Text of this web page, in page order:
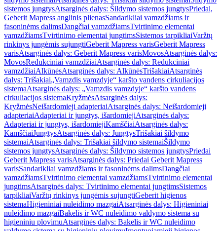
sistemos jungtysAtsarginės dalys: Šildymo sistemos jungtysPriedai,
Geberit Mapress anglinis plienasSandarikliai vamzdžiams ir
fasoninėms dalimsDangčiai vamzdžiamsTvirtinimo elementai
vamzdžiamsTvirtinimo elementai jungtimsSistemos tarpikliaiVaržtų
rinkinys jungėmis sujungtiGeberit Mapress varisGeberit Mapress
varisAtsarginės dalys: Geberit Mapress varisMovosAtsarginės dalys:
MovosRedukciniai vamzdžiaiAtsarginės dalys: Redukciniai
vamzdžiaiAlkūnėsAtsarginės dalys: AlkūnėsTrišakiaiAtsarginės
dalys: Trišakiai„Vamzdis vamzdyje“ karšto vandens cirkuliacijos
sistemaAtsarginės dalys: „Vamzdis vamzdyje“ karšto vandens
cirkuliacijos sistemaKryžmėsAtsarginės dalys:
KryžmėsNeišardomieji adapteriaiAtsarginės dalys: Neišardomieji
adapteriaiAdapteriai ir jungtys, išardomiejiAtsarginės dalys:
Adapteriai ir jungtys, išardomiejiKamščiaiAtsarginės dalys:
KamščiaiJungtysAtsarginės dalys: JungtysTrišakiai šildymo
sistemaiAtsarginės dalys: Trišakiai šildymo sistemaiŠildymo
sistemos jungtysAtsarginės dalys: Šildymo sistemos jungtysPriedai
Geberit Mapress varisAtsarginės dalys: Priedai Geberit Mapress
varisSandarikliai vamzdžiams ir fasoninėms dalimsDangčiai
vamzdžiamsTvirtinimo elementai vamzdžiamsTvirtinimo elementai
jungtimsAtsarginės dalys: Tvirtinimo elementai jungtimsSistemos
tarpikliaiVaržtų rinkinys jungėmis sujungtiGeberit higienos
sistemaHigieniniai nuleidimo mazgaiAtsarginės dalys: Higieniniai
nuleidimo mazgaiBakelis ir WC nuleidimo valdymo sistema su
higieniniu plovimuAtsarginės dalys: Bakelis ir WC nuleidimo